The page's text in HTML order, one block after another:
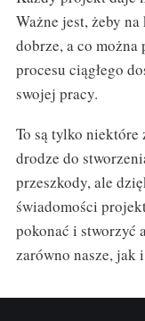
Ważne jest, żeby
dobrze, a co można
procesu ciągłego
swojej pracy.
To są tylko
drodze do
przeszkody, ale
świadomości
pokonać i stworzyć
zarówno nasze, jak